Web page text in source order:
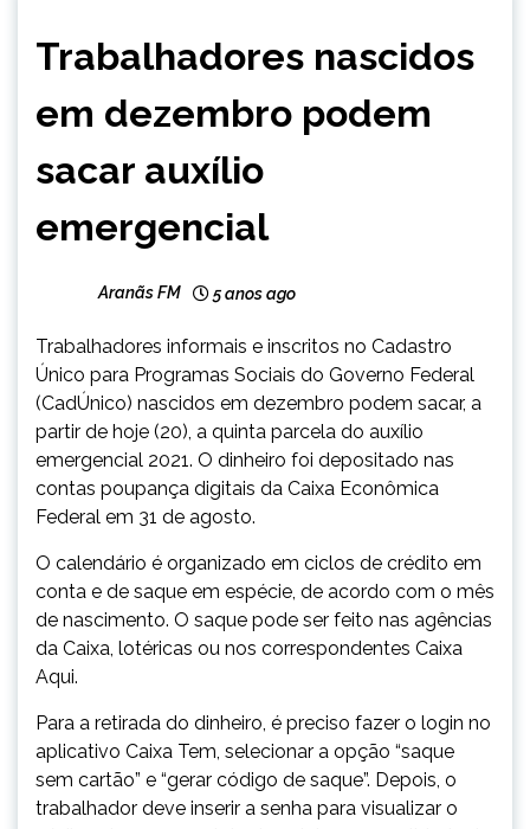
NOTÍCIAS
Trabalhadores nascidos
em dezembro podem
sacar auxílio
emergencial
Aranãs FM 5 anos ago
Trabalhadores informais e inscritos no Cadastro
Único para Programas Sociais do Governo Federal
(CadÚnico) nascidos em dezembro podem sacar, a
partir de hoje (20), a quinta parcela do auxílio
emergencial 2021. O dinheiro foi depositado nas
contas poupança digitais da Caixa Econômica
Federal em 31 de agosto.
O calendário é organizado em ciclos de crédito em
conta e de saque em espécie, de acordo com o mês
de nascimento. O saque pode ser feito nas agências
da Caixa, lotéricas ou nos correspondentes Caixa
Aqui.
Para a retirada do dinheiro, é preciso fazer o login no
aplicativo Caixa Tem, selecionar a opção “saque
sem cartão” e “gerar código de saque”. Depois, o
trabalhador deve inserir a senha para visualizar o